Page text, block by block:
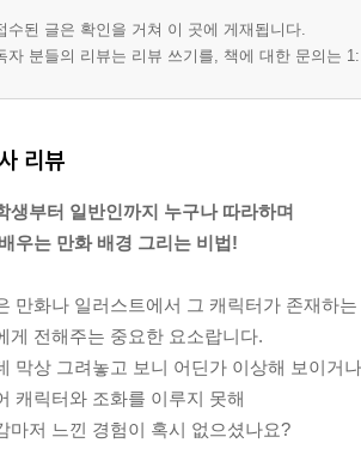
수된 글은 확인을 거쳐 이 곳에 게재됩니다.
자 분들의 리뷰는 리뷰 쓰기를, 책에 대한 문의는
리뷰
생부터 일반인까지 누구나 따라하며
우는 만화 배경 그리는 비법!
만화나 일러스트에서 그 캐릭터가 존재하
게 전해주는 중요한 요소랍니다.
막상 그려놓고 보니 어딘가 이상해 보이거
캐릭터와 조화를 이루지 못해
마저 느낀 경험이 혹시 없으셨나요?